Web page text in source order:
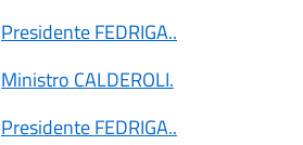
Presidente FEDRIGA..
Ministro CALDEROLI.
Presidente FEDRIGA..